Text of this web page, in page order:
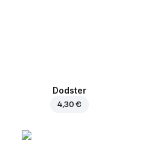
Dodster
4,30 €